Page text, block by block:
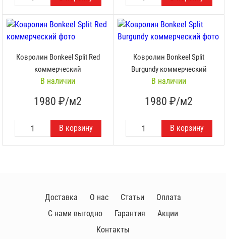
Ковролин Bonkeel Split Red
коммерческий
В наличии
1980 ₽/м2
Ковролин Bonkeel Split
Burgundy коммерческий
В наличии
1980 ₽/м2
Доставка О нас Статьи
Оплата
С нами выгодно
Гарантия
Акции
Контакты